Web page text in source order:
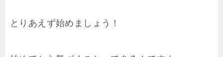
とりあえず始めましょう！